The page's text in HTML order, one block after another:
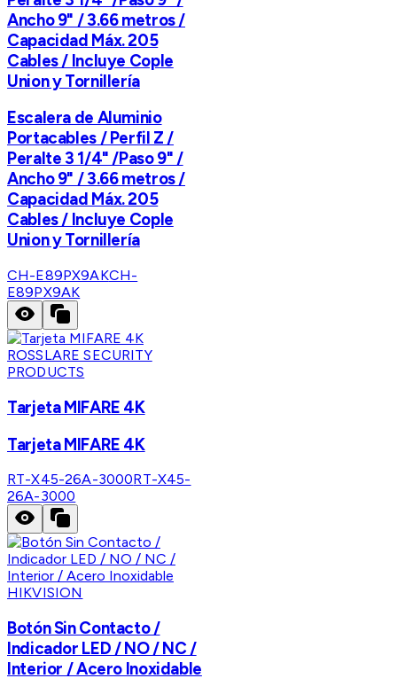
Ancho 9" / 3.66 metros /
Capacidad Máx. 205
Cables / Incluye Cople
Union y Tornillería
Escalera de Aluminio
Portacables / Perfil Z /
Peralte 3 1/4" /Paso 9" /
Ancho 9" / 3.66 metros /
Capacidad Máx. 205
Cables / Incluye Cople
Union y Tornillería
CH-E89PX9AKCH-
E89PX9AK
ROSSLARE SECURITY
PRODUCTS
Tarjeta MIFARE 4K
Tarjeta MIFARE 4K
RT-X45-26A-3000RT-X45-
26A-3000
HIKVISION
Botón Sin Contacto /
Indicador LED / NO / NC /
Interior / Acero Inoxidable